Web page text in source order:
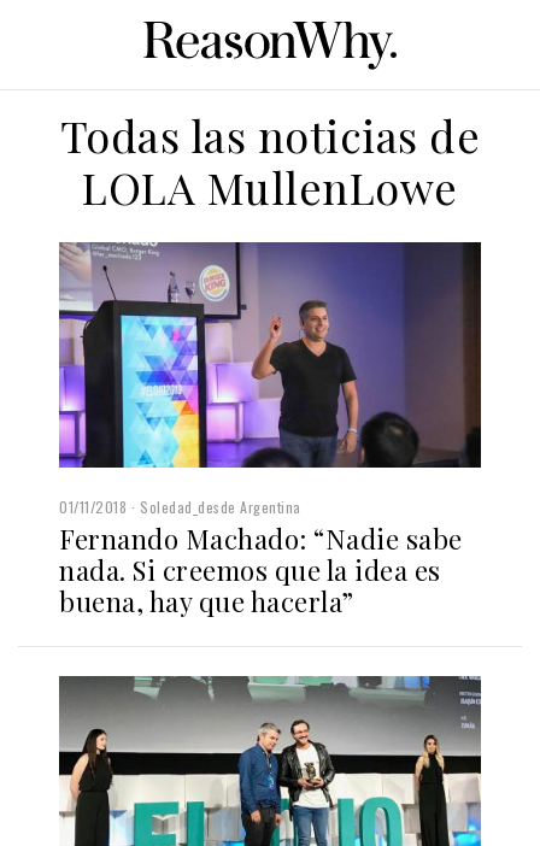
Todas las noticias de
LOLA MullenLowe
01/11/2018 Soledad_desde Argentina
Fernando Machado: “Nadie sabe
nada. Si creemos que la idea es
buena, hay que hacerla”